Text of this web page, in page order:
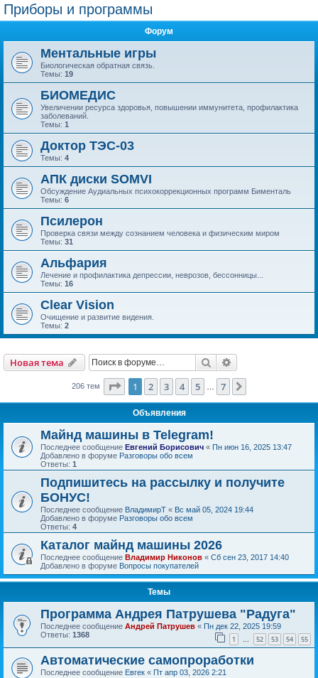
Приборы и программы
Форум
Ментальные игры
Биологическая обратная связь.
Темы: 19
БИОМЕДИС
Увеличении ресурса здоровья, повышении иммунитета, профилактика
заболеваний.
Темы: 1
Доктор ТЭС-03
Темы: 4
АПК диски SOMVI
Обсуждение Аудиальных психокоррекционных программ Бименталь
Темы: 6
Псилерон
Проверка связи между сознанием человека и физическим миром
Темы: 31
Альфария
Лечение и профилактика депрессии, неврозов, бессонницы...
Темы: 16
Clear Vision
Очищение и развитие видения.
Темы: 2
Новая тема Поиск
206 тем Страница из
1 2 3 4 5 7
Объявления
Майнд машины в Telegram!
Последнее сообщение Евгений Борисович « Пн июн 16, 2025 13:47
Добавлено в форуме Разговоры обо всем
Ответы: 1
Подпишитесь на рассылку и получите
БОНУС!
Последнее сообщение ВладимирТ « Вс май 05, 2024 19:44
Добавлено в форуме Разговоры обо всем
Ответы: 4
Каталог майнд машины 2026
Последнее сообщение Владимир Никонов « Сб сен 23, 2017 14:40
Добавлено в форуме Вопросы покупателей
Темы
Программа Андрея Патрушева "Радуга"
Последнее сообщение Андрей Патрушев « Пн дек 22, 2025 19:59
Ответы: 1368 1 … 52 53 54 55
Автоматические самопроработки
Последнее сообщение Евгек « Пт апр 03, 2026 2:21